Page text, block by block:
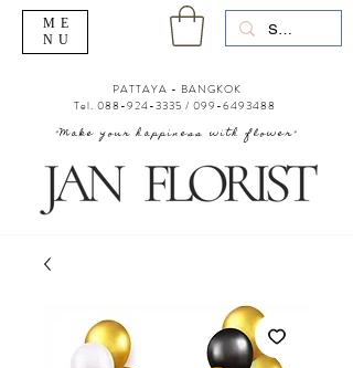
"Make your happiness with flower"
PATTAYA - BANGKOK
Tel. 088-924-3335 / 099-6493488
ME
NU